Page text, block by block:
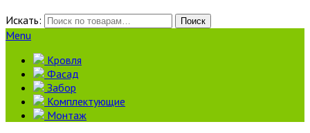
Искать:
Поиск
Menu
Кровля
Фасад
Забор
Комплектующие
Монтаж